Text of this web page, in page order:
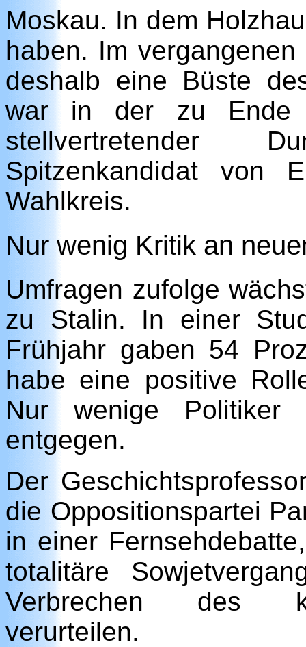
Moskau. In dem
haben. Im
deshalb eine Büste
war in der zu Ende
stellvertretender
Spitzenkandidat von
Wahlkreis.
Nur wenig Kritik an
Umfragen zufolge
zu Stalin. In einer
Frühjahr gaben 54
habe eine positive
Nur wenige Politiker
entgegen.
Der
die Oppositionspartei
in einer
totalitäre
Verbrechen des
verurteilen.